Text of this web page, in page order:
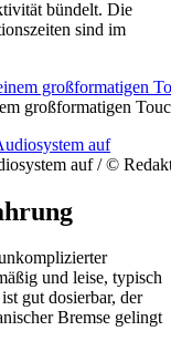
bündelt. Die
sind im
großformatigen
auf / ©
und leise, typisch
gut dosierbar, der
Bremse gelingt